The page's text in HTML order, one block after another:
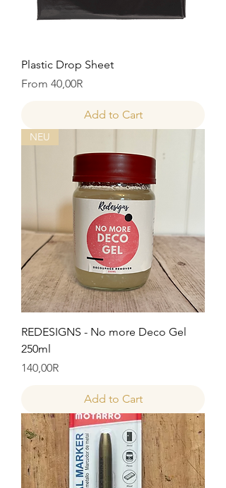
Plastic Drop Sheet
Price
From 40,00R
Add to Cart
NEU
REDESIGNS - No more Deco Gel
250ml
Price
140,00R
Add to Cart